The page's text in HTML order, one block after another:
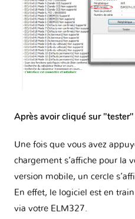
Après avoir cliqué sur "tester"
Une fois que vous avez
chargement s’affiche pour la
version mobile, un cercle
En effet, le logiciel est en
via votre ELM327.